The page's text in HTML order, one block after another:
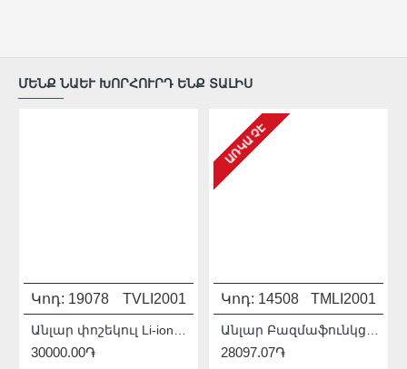
ՄԵՆՔ ՆԱԵՒ ԽՈՐՀՈՒՐԴ ԵՆՔ ՏԱԼԻՍ
Կոդ: 19078 TVLI2001
30000.00֏
ԱՌԿԱ ՉԷ
Կոդ: 14508 TMLI2001
28097.07֏